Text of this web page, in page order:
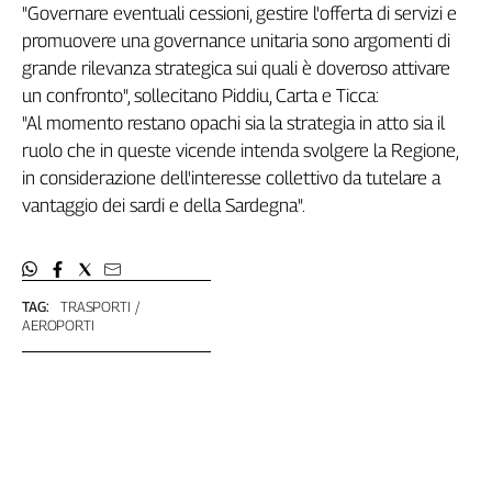
Genova,
il
sangue
della
ragione
120
anni
Cgil
Collettiva
Collettiva
Play
Rubriche
TAG:
TRASPORTI
AEROPORTI
"Governare eventuali cessioni, gestire l'offerta di servizi e
promuovere una governance unitaria sono argomenti di
grande rilevanza strategica sui quali è doveroso attivare
un confronto", sollecitano Piddiu, Carta e Ticca:
"Al momento restano opachi sia la strategia in atto sia il
ruolo che in queste vicende intenda svolgere la Regione,
in considerazione dell'interesse collettivo da tutelare a
vantaggio dei sardi e della Sardegna".